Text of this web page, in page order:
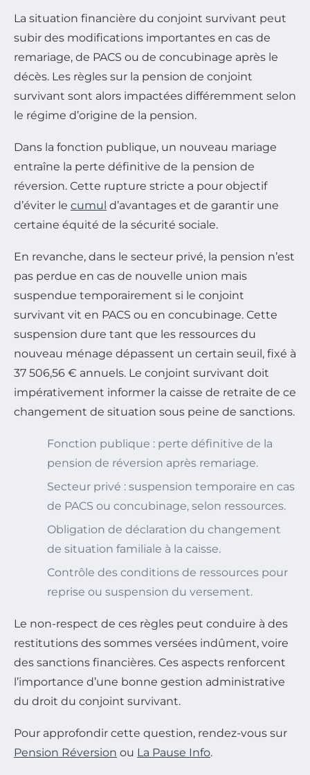
La situation financière du conjoint survivant peut
subir des modifications importantes en cas de
remariage, de PACS ou de concubinage après le
décès. Les règles sur la pension de conjoint
survivant sont alors impactées différemment selon
le régime d’origine de la pension.
Dans la fonction publique, un nouveau mariage
entraîne la perte définitive de la pension de
réversion. Cette rupture stricte a pour objectif
d’éviter le cumul d’avantages et de garantir une
certaine équité de la sécurité sociale.
En revanche, dans le secteur privé, la pension n’est
pas perdue en cas de nouvelle union mais
suspendue temporairement si le conjoint
survivant vit en PACS ou en concubinage. Cette
suspension dure tant que les ressources du
nouveau ménage dépassent un certain seuil, fixé à
37 506,56 € annuels. Le conjoint survivant doit
impérativement informer la caisse de retraite de ce
changement de situation sous peine de sanctions.
Fonction publique : perte définitive de la
pension de réversion après remariage.
Secteur privé : suspension temporaire en cas
de PACS ou concubinage, selon ressources.
Obligation de déclaration du changement
de situation familiale à la caisse.
Contrôle des conditions de ressources pour
reprise ou suspension du versement.
Le non-respect de ces règles peut conduire à des
restitutions des sommes versées indûment, voire
des sanctions financières. Ces aspects renforcent
l’importance d’une bonne gestion administrative
du droit du conjoint survivant.
Pour approfondir cette question, rendez-vous sur
Pension Réversion ou La Pause Info.